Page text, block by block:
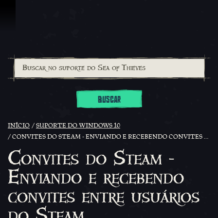
BUSCAR
INÍCIO
SUPORTE DO WINDOWS 10
CONVITES DO STEAM - ENVIANDO E RECEBENDO CONVITES ENTRE USUÁRIOS DO STEAM
Convites do Steam -
Enviando e recebendo
convites entre usuários